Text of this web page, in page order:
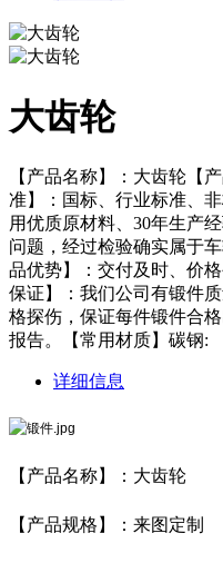
大齿轮
【产品名称】：大齿轮【
准】：国标、行业标准、
用优质原材料、30年生产
问题，经过检验确实属于
品优势】：交付及时、价
保证】：我们公司有锻件
格探伤，保证每件锻件合
报告。【常用材质】碳钢:
详细信息
【产品名称】：大齿轮
【产品规格】：来图定制